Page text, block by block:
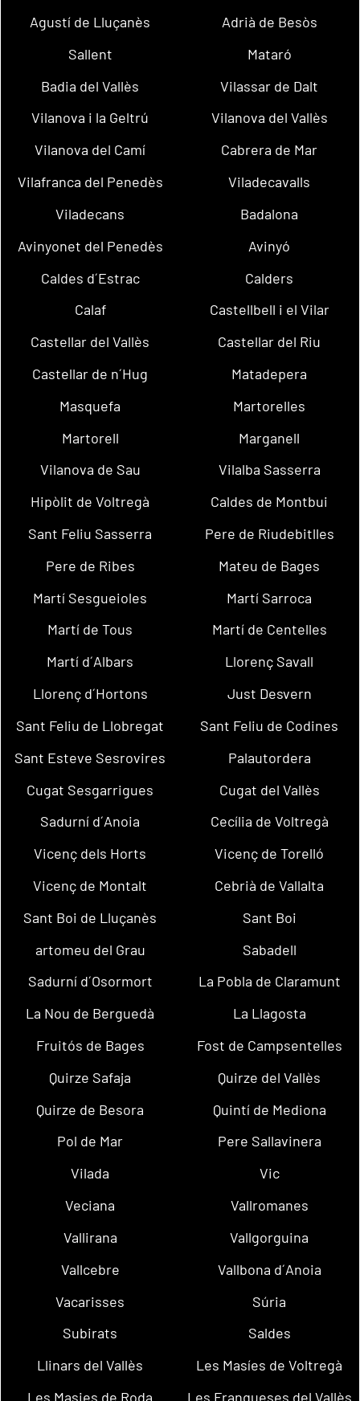
Agustí de Lluçanès
Adrià de Besòs
Sallent
Mataró
Badia del Vallès
Vilassar de Dalt
Vilanova i la Geltrú
Vilanova del Vallès
Vilanova del Camí
Cabrera de Mar
Vilafranca del Penedès
Viladecavalls
Viladecans
Badalona
Avinyonet del Penedès
Avinyó
Caldes d´Estrac
Calders
Calaf
Castellbell i el Vilar
Castellar del Vallès
Castellar del Riu
Castellar de n´Hug
Matadepera
Masquefa
Martorelles
Martorell
Marganell
Vilanova de Sau
Vilalba Sasserra
Hipòlit de Voltregà
Caldes de Montbui
Sant Feliu Sasserra
Pere de Riudebitlles
Pere de Ribes
Mateu de Bages
Martí Sesgueioles
Martí Sarroca
Martí de Tous
Martí de Centelles
Martí d´Albars
Llorenç Savall
Llorenç d´Hortons
Just Desvern
Sant Feliu de Llobregat
Sant Feliu de Codines
Sant Esteve Sesrovires
Palautordera
Cugat Sesgarrigues
Cugat del Vallès
Sadurní d´Anoia
Cecília de Voltregà
Vicenç dels Horts
Vicenç de Torelló
Vicenç de Montalt
Cebrià de Vallalta
Sant Boi de Lluçanès
Sant Boi
artomeu del Grau
Sabadell
Sadurní d´Osormort
La Pobla de Claramunt
La Nou de Berguedà
La Llagosta
Fruitós de Bages
Fost de Campsentelles
Quirze Safaja
Quirze del Vallès
Quirze de Besora
Quintí de Mediona
Pol de Mar
Pere Sallavinera
Vilada
Vic
Veciana
Vallromanes
Vallirana
Vallgorguina
Vallcebre
Vallbona d´Anoia
Vacarisses
Súria
Subirats
Saldes
Llinars del Vallès
Les Masíes de Voltregà
Les Masies de Roda
Les Franqueses del Vallès